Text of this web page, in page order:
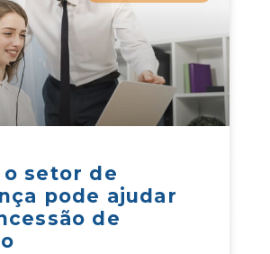
o setor de
pode ajudar
de